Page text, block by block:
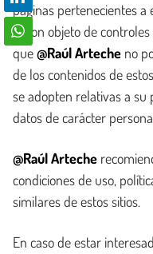
páginas pertenecientes a
ni son objeto de
que@Raúl Arteche no
de los contenidos de
se adopten relativas a
datos de carácter
@Raúl Arteche
condiciones de uso,
similares de estos sitios.
En caso de estar